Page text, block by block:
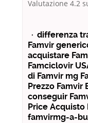
Valutazione 4.2
· differenza
Famvir
acquistare
Famciclovir
di Famvir mg
Prezzo
conseguir
Price
famvirmg-a-